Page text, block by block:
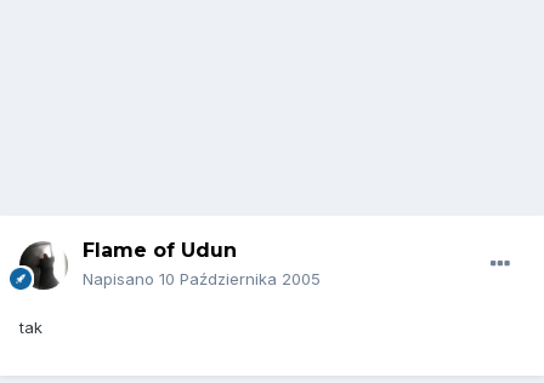
Flame of Udun
Napisano 10 Października 2005
tak